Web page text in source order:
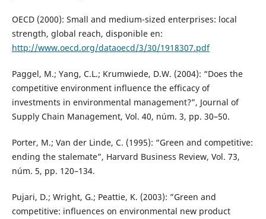
OECD (2000): Small and medium-sized enterprises: local
strength, global reach, disponible en:
http://www.oecd.org/dataoecd/3/30/1918307.pdf
Paggel, M.; Yang, C.L.; Krumwiede, D.W. (2004): “Does the
competitive environment influence the efficacy of
investments in environmental management?”, Journal of
Supply Chain Management, Vol. 40, núm. 3, pp. 30–50.
Porter, M.; Van der Linde, C. (1995): “Green and competitive:
ending the stalemate”, Harvard Business Review, Vol. 73,
núm. 5, pp. 120–134.
Pujari, D.; Wright, G.; Peattie, K. (2003): ”Green and
competitive: influences on environmental new product